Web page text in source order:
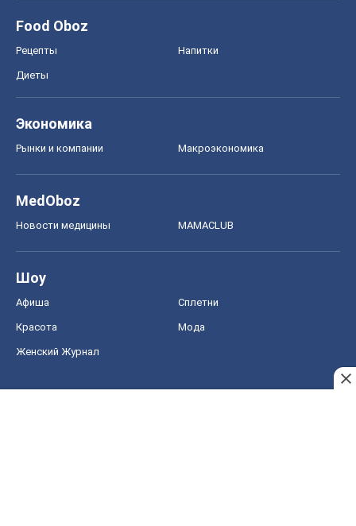
Food Oboz
Рецепты Напитки
Диеты
Экономика
Рынки и компании Mакроэкономика
MedOboz
Новости медицины MAMACLUB
Шоу
Афиша Сплетни
Красота Мода
Женский Журнал